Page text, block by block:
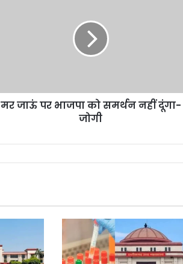
मर जाऊं पर भाजपा को समर्थन नहीं दूंगा-
जोगी